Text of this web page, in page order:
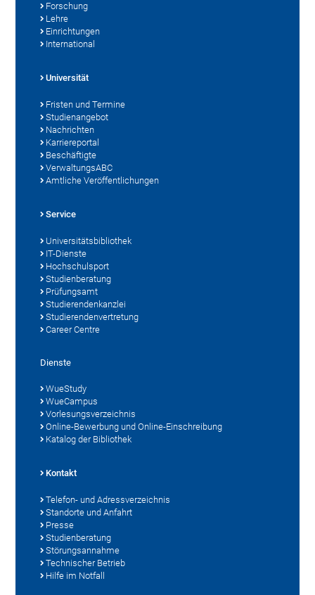
Forschung
Lehre
Einrichtungen
International
Universität
Fristen und Termine
Studienangebot
Nachrichten
Karriereportal
Beschäftigte
VerwaltungsABC
Amtliche Veröffentlichungen
Service
Universitätsbibliothek
IT-Dienste
Hochschulsport
Studienberatung
Prüfungsamt
Studierendenkanzlei
Studierendenvertretung
Career Centre
Dienste
WueStudy
WueCampus
Vorlesungsverzeichnis
Online-Bewerbung und Online-Einschreibung
Katalog der Bibliothek
Kontakt
Telefon- und Adressverzeichnis
Standorte und Anfahrt
Presse
Studienberatung
Störungsannahme
Technischer Betrieb
Hilfe im Notfall